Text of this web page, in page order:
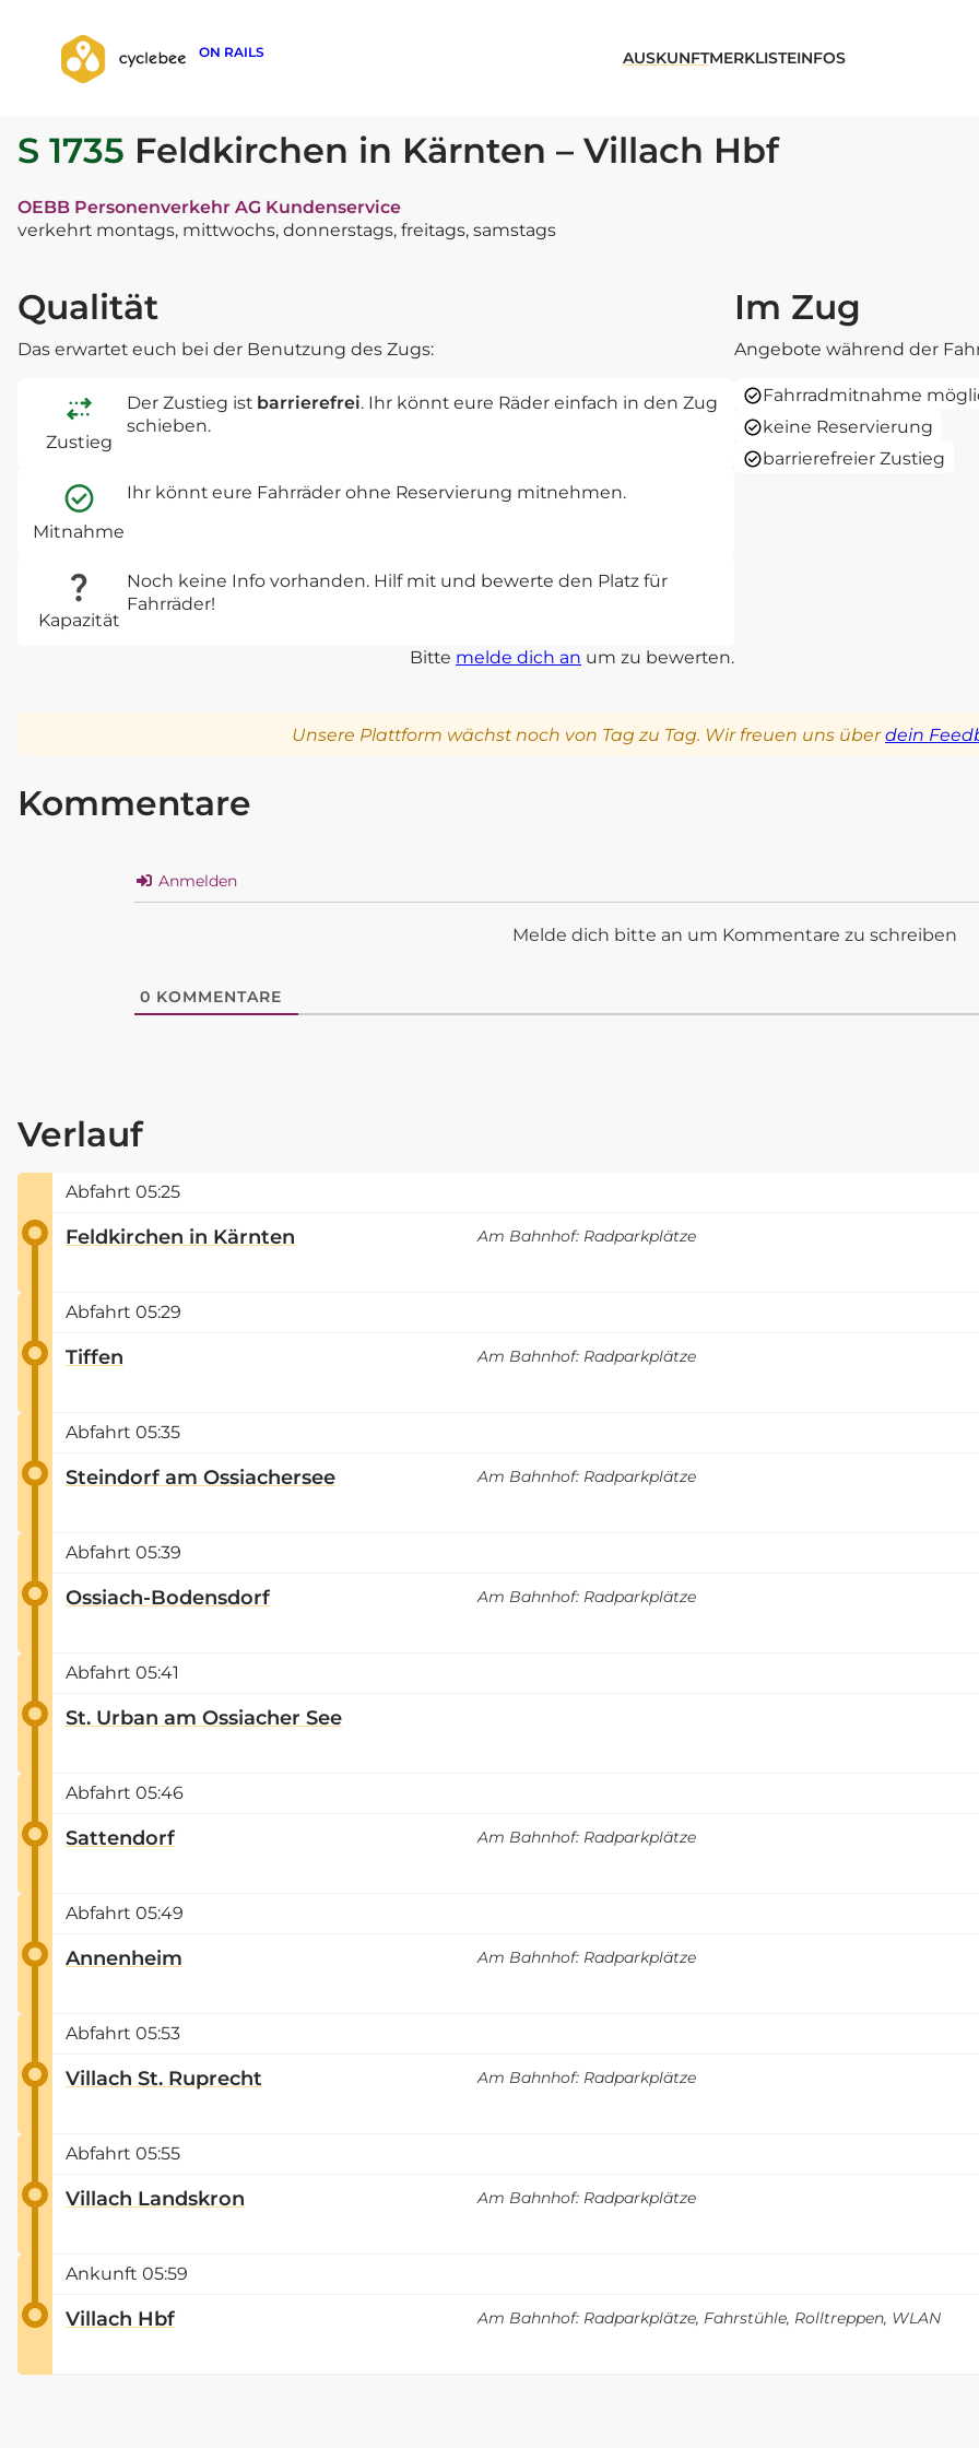
ON RAILS AUSKUNFTMERKLISTEINFOS
zurück zur Suche
S 1735 Feldkirchen in Kärnten – Villach Hbf
OEBB Personenverkehr AG Kundenservice
verkehrt montags, mittwochs, donnerstags, freitags, samstags
Qualität
Das erwartet euch bei der Benutzung des Zugs:
Zustieg
Der Zustieg ist barrierefrei. Ihr könnt eure Räder einfach in den Zug
schieben.
Mitnahme
Ihr könnt eure Fahrräder ohne Reservierung mitnehmen.
Kapazität
Noch keine Info vorhanden. Hilf mit und bewerte den Platz für
Fahrräder!
Bitte melde dich an um zu bewerten.
Im Zug
Angebote während der
Fahrradmitnahme
keine Reservierung
barrierefreier Zustieg
Unsere Plattform wächst noch von Tag zu Tag. Wir freuen uns überdein
Kommentare
Anmelden
Melde dich bitte an um Kommentare zu schreiben
0 KOMMENTARE
Verlauf
Abfahrt 05:25
Feldkirchen in Kärnten
Am Bahnhof: Radparkplätze
Abfahrt 05:29
Tiffen
Am Bahnhof: Radparkplätze
Abfahrt 05:35
Steindorf am Ossiachersee
Am Bahnhof: Radparkplätze
Abfahrt 05:39
Ossiach-Bodensdorf
Am Bahnhof: Radparkplätze
Abfahrt 05:41
St. Urban am Ossiacher See
Abfahrt 05:46
Sattendorf
Am Bahnhof: Radparkplätze
Abfahrt 05:49
Annenheim
Am Bahnhof: Radparkplätze
Abfahrt 05:53
Villach St. Ruprecht
Am Bahnhof: Radparkplätze
Abfahrt 05:55
Villach Landskron
Am Bahnhof: Radparkplätze
Ankunft 05:59
Villach Hbf
Am Bahnhof: Radparkplätze, Fahrstühle, Rolltreppen, WLAN